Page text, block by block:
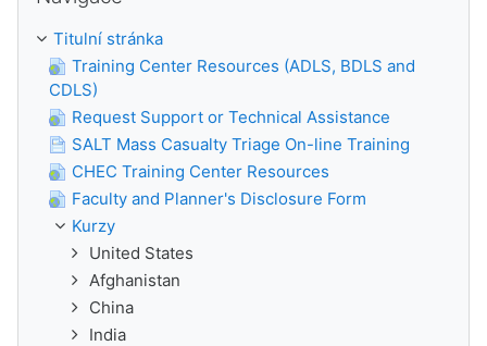
Titulní stránka
Training Center Resources (ADLS, BDLS and
CDLS)
Request Support or Technical Assistance
SALT Mass Casualty Triage On-line Training
CHEC Training Center Resources
Faculty and Planner's Disclosure Form
Kurzy
United States
Afghanistan
China
India